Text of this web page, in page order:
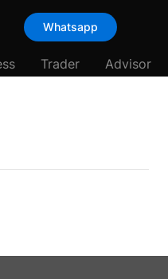
Whatsapp
Trader Advisor